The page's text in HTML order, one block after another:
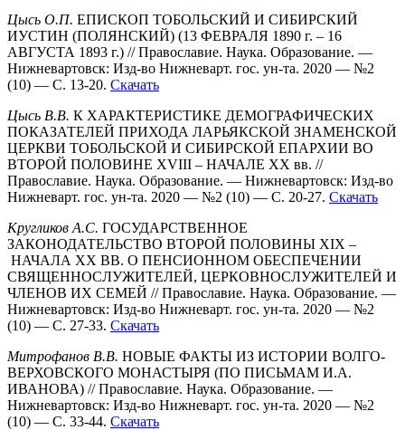
Цысь О.П. ЕПИСКОП ТОБОЛЬСКИЙ И СИБИРСКИЙ
ИУСТИН (ПОЛЯНСКИЙ) (13 ФЕВРАЛЯ 1890 г. – 16
АВГУСТА 1893 г.) // Православие. Наука. Образование. —
Нижневартовск: Изд-во Нижневарт. гос. ун-та. 2020 — №2
(10) — С. 13-20. Скачать
Цысь В.В. К ХАРАКТЕРИСТИКЕ ДЕМОГРАФИЧЕСКИХ
ПОКАЗАТЕЛЕЙ ПРИХОДА ЛАРЬЯКСКОЙ ЗНАМЕНСКОЙ
ЦЕРКВИ ТОБОЛЬСКОЙ И СИБИРСКОЙ ЕПАРХИИ ВО
ВТОРОЙ ПОЛОВИНЕ XVIII – НАЧАЛЕ ХХ вв. //
Православие. Наука. Образование. — Нижневартовск: Изд-во
Нижневарт. гос. ун-та. 2020 — №2 (10) — С. 20-27. Скачать
Кругликов А.С. ГОСУДАРСТВЕННОЕ
ЗАКОНОДАТЕЛЬСТВО ВТОРОЙ ПОЛОВИНЫ XIX –
НАЧАЛА XX ВВ. О ПЕНСИОННОМ ОБЕСПЕЧЕНИИ
СВЯЩЕННОСЛУЖИТЕЛЕЙ, ЦЕРКОВНОСЛУЖИТЕЛЕЙ И
ЧЛЕНОВ ИХ СЕМЕЙ // Православие. Наука. Образование. —
Нижневартовск: Изд-во Нижневарт. гос. ун-та. 2020 — №2
(10) — С. 27-33. Скачать
Митрофанов В.В. НОВЫЕ ФАКТЫ ИЗ ИСТОРИИ ВОЛГО-
ВЕРХОВСКОГО МОНАСТЫРЯ (ПО ПИСЬМАМ И.А.
ИВАНОВА) // Православие. Наука. Образование. —
Нижневартовск: Изд-во Нижневарт. гос. ун-та. 2020 — №2
(10) — С. 33-44. Скачать